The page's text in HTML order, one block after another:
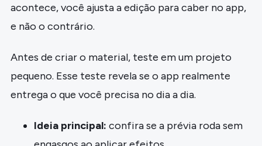
acontece, você ajusta a edição para caber no app,
e não o contrário.
Antes de criar o material, teste em um projeto
pequeno. Esse teste revela se o app realmente
entrega o que você precisa no dia a dia.
Ideia principal: confira se a prévia roda sem